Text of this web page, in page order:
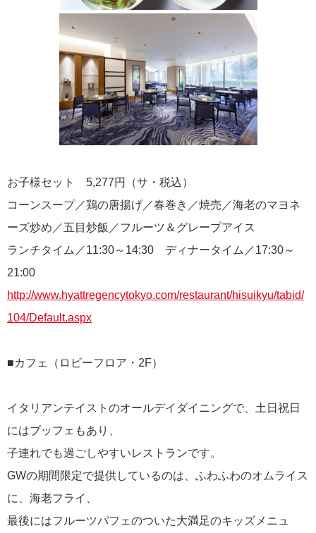
お子様セット 5,277円（サ・税込）
コーンスープ／鶏の唐揚げ／春巻き／焼売／海老のマヨネ
ーズ炒め／五目炒飯／フルーツ＆グレープアイス
ランチタイム／11:30～14:30 ディナータイム／17:30～
21:00
http://www.hyattregencytokyo.com/restaurant/hisuikyu/tabid/
104/Default.aspx
■カフェ（ロビーフロア・2F）
イタリアンテイストのオールデイダイニングで、土日祝日
にはブッフェもあり、
子連れでも過ごしやすいレストランです。
GWの期間限定で提供しているのは、ふわふわのオムライス
に、海老フライ、
最後にはフルーツパフェのついた大満足のキッズメニュ